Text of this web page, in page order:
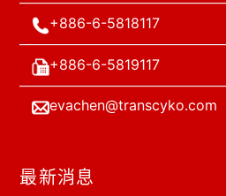
+886-6-5818117
+886-6-5819117
evachen@transcyko.com
最新消息